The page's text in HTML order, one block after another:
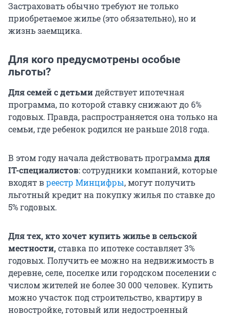
Застраховать обычно требуют не только
приобретаемое жилье (это обязательно), но и
жизнь заемщика.
Для кого предусмотрены особые
льготы?
Для семей с детьмидействует ипотечная
программа, по которой ставку снижают до 6%
годовых. Правда, распространяется она только на
семьи, где ребенок родился не раньше 2018 года.
В этом году начала действовать программа для
IT-специалистов: сотрудники компаний, которые
входят вреестр Минцифры, могут получить
льготный кредит на покупку жилья по ставке до
5% годовых.
Для тех, кто хочет купить жилье в сельской
местности,ставка по ипотеке составляет 3%
годовых. Получить ее можно на недвижимость в
деревне, селе, поселке или городском поселении с
числом жителей не более 30 000 человек. Купить
можно участок под строительство, квартиру в
новостройке, готовый или недостроенный